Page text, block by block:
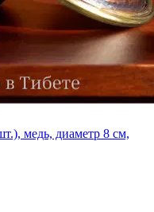
медь, диаметр 8 см,